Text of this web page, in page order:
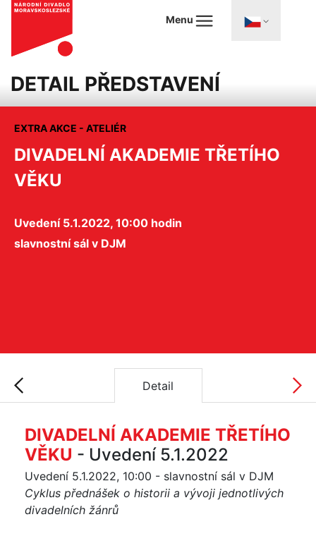
Menu
DETAIL PŘEDSTAVENÍ
EXTRA AKCE - ATELIÉR
DIVADELNÍ AKADEMIE TŘETÍHO
VĚKU
Uvedení 5.1.2022, 10:00 hodin
slavnostní sál v DJM
Detail
DIVADELNÍ AKADEMIE TŘETÍHO
VĚKU - Uvedení 5.1.2022
Uvedení 5.1.2022, 10:00 - slavnostní sál v DJM
Cyklus přednášek o historii a vývoji jednotlivých
divadelních žánrů